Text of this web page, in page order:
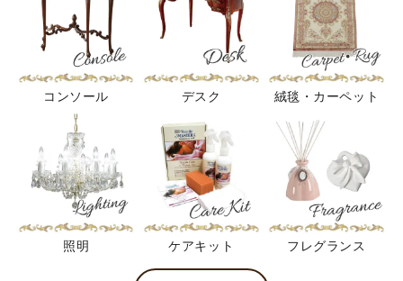
コンソール デスク 絨毯・カーペット
照明 ケアキット フレグランス